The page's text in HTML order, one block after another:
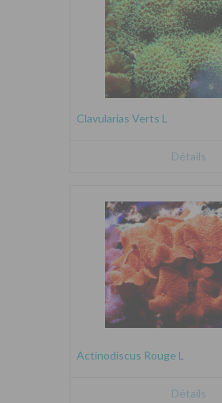
Clavularias Verts L
Détails
Actinodiscus Rouge L
Détails